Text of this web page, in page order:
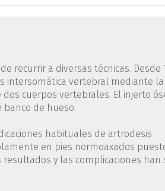
recurrir a diversas técnicas. Desde
intersomática vertebral mediante la
cuerpos vertebrales. El injerto
de hueso.
habituales de artrodesis
en pies normoaxados
resultados y las complicaciones han